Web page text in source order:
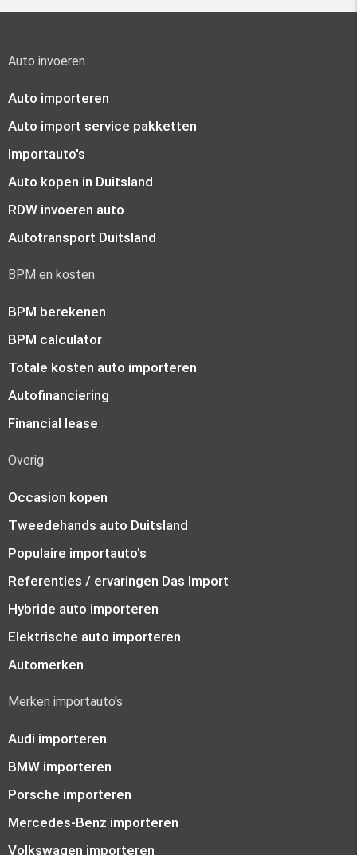
Auto invoeren
Auto importeren
Auto import service pakketten
Importauto's
Auto kopen in Duitsland
RDW invoeren auto
Autotransport Duitsland
BPM en kosten
BPM berekenen
BPM calculator
Totale kosten auto importeren
Autofinanciering
Financial lease
Overig
Occasion kopen
Tweedehands auto Duitsland
Populaire importauto's
Referenties / ervaringen Das Import
Hybride auto importeren
Elektrische auto importeren
Automerken
Merken importauto's
Audi importeren
BMW importeren
Porsche importeren
Mercedes-Benz importeren
Volkswagen importeren